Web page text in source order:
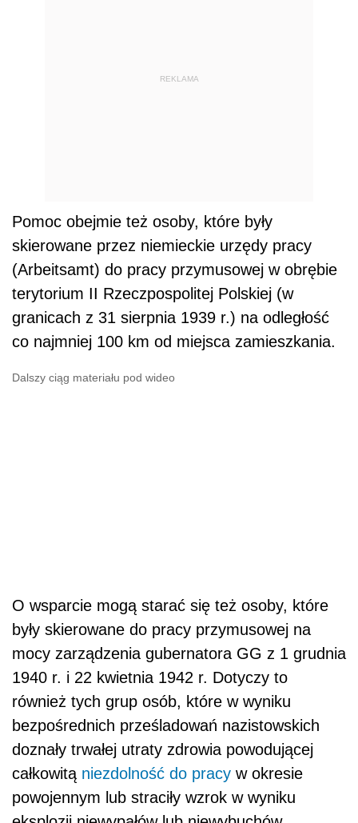
REKLAMA
Pomoc obejmie też osoby, które były
skierowane przez niemieckie urzędy pracy
(Arbeitsamt) do pracy przymusowej w obrębie
terytorium II Rzeczpospolitej Polskiej (w
granicach z 31 sierpnia 1939 r.) na odległość
co najmniej 100 km od miejsca zamieszkania.
Dalszy ciąg materiału pod wideo
O wsparcie mogą starać się też osoby, które
były skierowane do pracy przymusowej na
mocy zarządzenia gubernatora GG z 1 grudnia
1940 r. i 22 kwietnia 1942 r. Dotyczy to
również tych grup osób, które w wyniku
bezpośrednich prześladowań nazistowskich
doznały trwałej utraty zdrowia powodującej
całkowitą niezdolność do pracy w okresie
powojennym lub straciły wzrok w wyniku